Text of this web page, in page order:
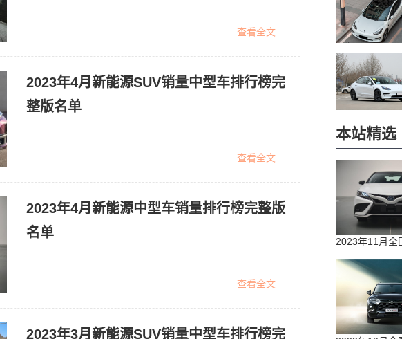
查看全文
2023年4月新能源SUV销量中型车排行榜完
整版名单
查看全文
2023年4月新能源中型车销量排行榜完整版
名单
查看全文
2023年3月新能源SUV销量中型车排行榜完
本站精选